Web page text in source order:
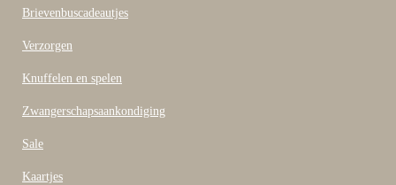
Brievenbuscadeautjes
Verzorgen
Knuffelen en spelen
Zwangerschapsaankondiging
Sale
Kaartjes